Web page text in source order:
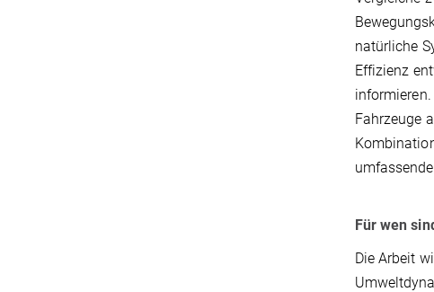
natürliche
Effizienz
Fahrzeuge
Für wen
Die Arbeit